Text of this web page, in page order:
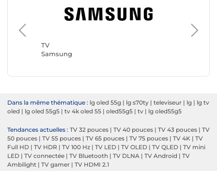
TV
Samsung
TV
TCL
Dans la même thématique : lg oled 55g | lg s70ty | televiseur | lg | lg tv
oled | lg oled 55g5 | tv 4k oled 55 | oled55g5 | tv | lg oled55g5
Tendances actuelles : TV 32 pouces | TV 40 pouces | TV 43 pouces | TV
50 pouces | TV 55 pouces | TV 65 pouces | TV 75 pouces | TV 4K | TV
Full HD | TV HDR | TV 100 Hz | TV LED | TV OLED | TV QLED | TV mini
LED | TV connectée | TV Bluetooth | TV DLNA | TV Android | TV
Ambilight | TV gamer | TV HDMI 2.1